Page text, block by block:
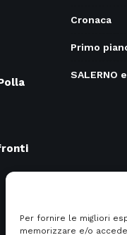
Per fornire le migliori
memorizzare e/o
Cronaca
Primo
SALERNO